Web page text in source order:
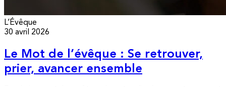
L’Évêque
30 avril 2026
Le Mot de l’évêque : Se retrouver,
prier, avancer ensemble